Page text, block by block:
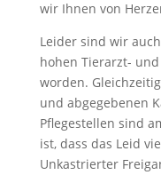
wir Ihnen von
Leider sind wir
hohen Tierarzt-
worden.
und abgegebenen
Pflegestellen sind
ist, dass das Leid
Unkastrierter